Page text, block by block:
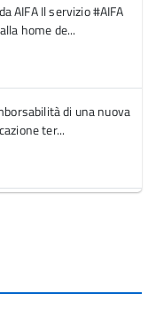
AIFA Il servizio #AIFA
home de...
di una nuova
ter...